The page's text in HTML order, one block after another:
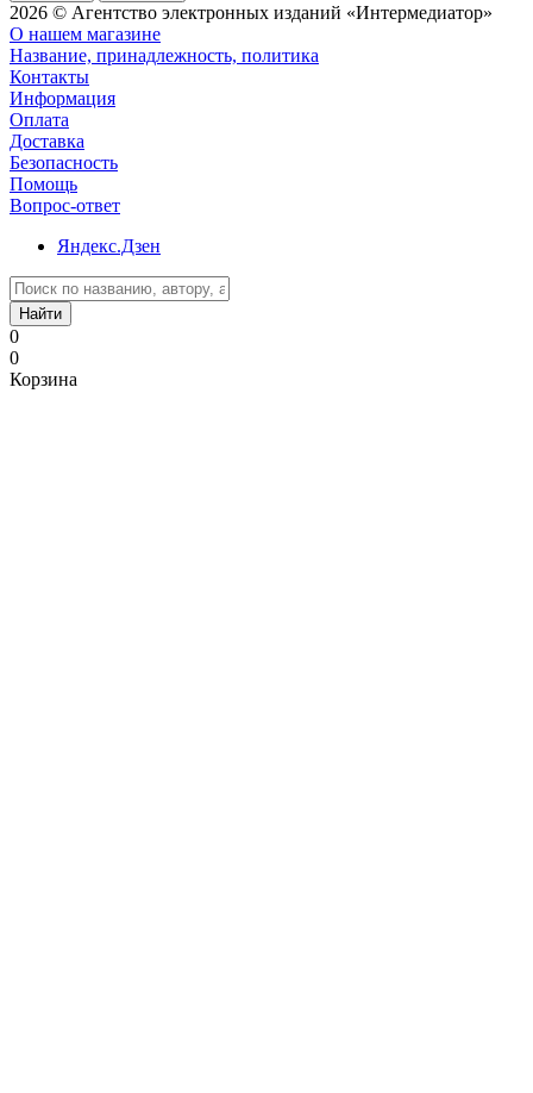
2026 © Агентство электронных изданий «Интермедиатор»
О нашем магазине
Название, принадлежность, политика
Контакты
Информация
Оплата
Доставка
Безопасность
Помощь
Вопрос-ответ
Яндекс.Дзен
Найти
0
0
Корзина